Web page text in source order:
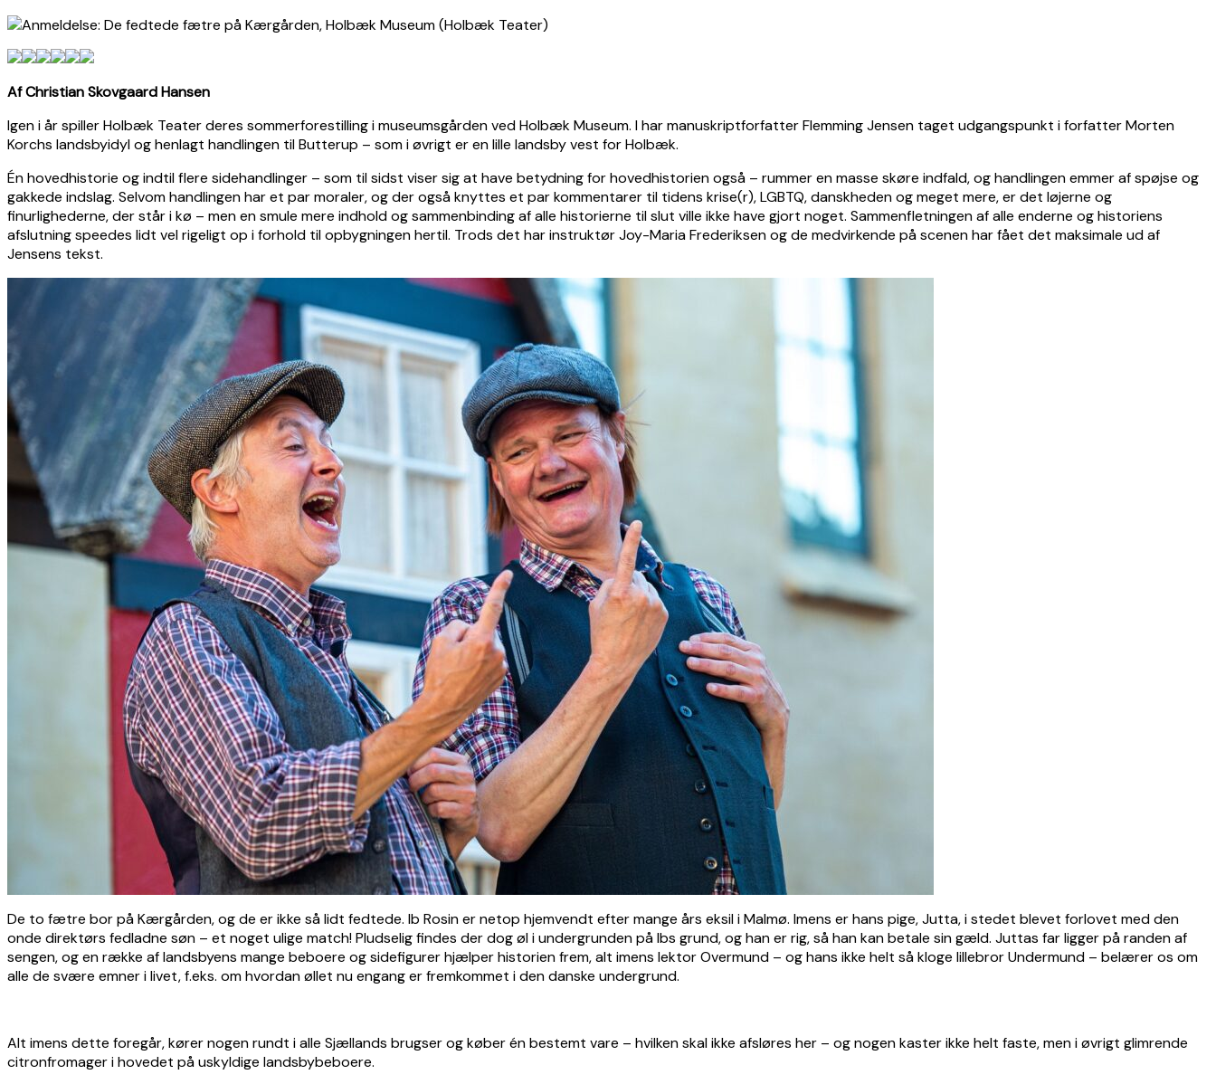
Af Christian Skovgaard Hansen
Igen i år spiller Holbæk Teater deres sommerforestilling i museumsgården ved Holbæk Museum. I har manuskriptforfatter Flemming Jensen taget udgangspunkt i forfatter Morten
Korchs landsbyidyl og henlagt handlingen til Butterup – som i øvrigt er en lille landsby vest for Holbæk.
Én hovedhistorie og indtil flere sidehandlinger – som til sidst viser sig at have betydning for hovedhistorien også – rummer en masse skøre indfald, og handlingen emmer af spøjse og
gakkede indslag. Selvom handlingen har et par moraler, og der også knyttes et par kommentarer til tidens krise(r), LGBTQ, danskheden og meget mere, er det løjerne og
finurlighederne, der står i kø – men en smule mere indhold og sammenbinding af alle historierne til slut ville ikke have gjort noget. Sammenfletningen af alle enderne og historiens
afslutning speedes lidt vel rigeligt op i forhold til opbygningen hertil. Trods det har instruktør Joy-Maria Frederiksen og de medvirkende på scenen har fået det maksimale ud af
Jensens tekst.
De to fætre bor på Kærgården, og de er ikke så lidt fedtede. Ib Rosin er netop hjemvendt efter mange års eksil i Malmø. Imens er hans pige, Jutta, i stedet blevet forlovet med den
onde direktørs fedladne søn – et noget ulige match! Pludselig findes der dog øl i undergrunden på Ibs grund, og han er rig, så han kan betale sin gæld. Juttas far ligger på randen af
sengen, og en række af landsbyens mange beboere og sidefigurer hjælper historien frem, alt imens lektor Overmund – og hans ikke helt så kloge lillebror Undermund – belærer os om
alle de svære emner i livet, f.eks. om hvordan øllet nu engang er fremkommet i den danske undergrund.
Alt imens dette foregår, kører nogen rundt i alle Sjællands brugser og køber én bestemt vare – hvilken skal ikke afsløres her – og nogen kaster ikke helt faste, men i øvrigt glimrende
citronfromager i hovedet på uskyldige landsbybeboere.